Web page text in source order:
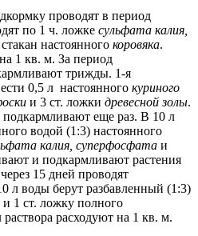
проводят в период
по 1 ч. ложке сульфата калия,
настоянного коровяка.
1 кв. м. За период
трижды. 1-я
0,5 л настоянного куриного
и 3 ст. ложки древесной золы.
подкармливают еще раз. В 10 л
водой (1:3) настоянного
калия, суперфосфата и
и подкармливают растения
15 дней проводят
л воды берут разбавленный (1:3)
и 1 ст. ложку полного
раствора расходуют на 1 кв. м.